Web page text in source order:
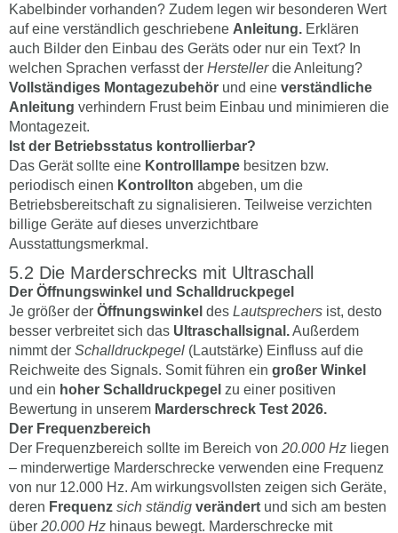
Kabelbinder vorhanden? Zudem legen wir besonderen Wert
auf eine verständlich geschriebene Anleitung. Erklären
auch Bilder den Einbau des Geräts oder nur ein Text? In
welchen Sprachen verfasst der Herstellerdie Anleitung?
Vollständiges Montagezubehör und eine verständliche
Anleitung verhindern Frust beim Einbau und minimieren die
Montagezeit.
Ist der Betriebsstatus kontrollierbar?
Das Gerät sollte eine Kontrolllampe besitzen bzw.
periodisch einen Kontrollton abgeben, um die
Betriebsbereitschaft zu signalisieren. Teilweise verzichten
billige Geräte auf dieses unverzichtbare
Ausstattungsmerkmal.
Die Marderschrecks mit Ultraschall
Der Öffnungswinkel und Schalldruckpegel
Je größer der Öffnungswinkel des Lautsprechers ist, desto
besser verbreitet sich das Ultraschallsignal.Außerdem
nimmt der Schalldruckpegel (Lautstärke) Einfluss auf die
Reichweite des Signals. Somit führen ein großer Winkel
und ein hoher Schalldruckpegel zu einer positiven
Bewertung in unserem Marderschreck Test 2026.
Der Frequenzbereich
Der Frequenzbereich sollte im Bereich von 20.000 Hz liegen
– minderwertige Marderschrecke verwenden eine Frequenz
von nur 12.000 Hz. Am wirkungsvollsten zeigen sich Geräte,
deren Frequenz sich ständig verändert und sich am besten
über 20.000 Hz hinaus bewegt. Marderschrecke mit